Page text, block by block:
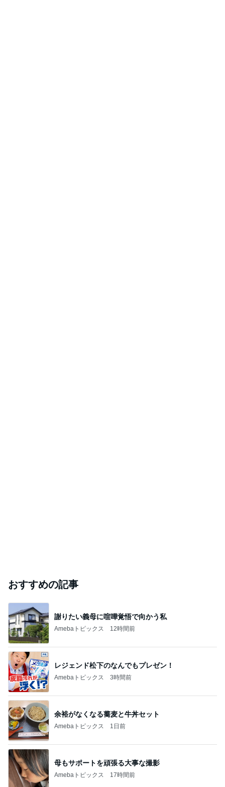
おすすめの記事
謝りたい義母に喧嘩覚悟で向かう私
Amebaトピックス 12時間前
レジェンド松下のなんでもプレゼン！
Amebaトピックス 3時間前
余裕がなくなる蕎麦と牛丼セット
Amebaトピックス 1日前
母もサポートを頑張る大事な撮影
Amebaトピックス 17時間前